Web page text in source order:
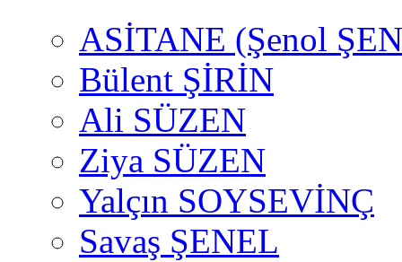
ASİTANE (Şenol
Bülent ŞİRİN
Ali SÜZEN
Ziya SÜZEN
Yalçın SOYSEVİNÇ
Savaş ŞENEL